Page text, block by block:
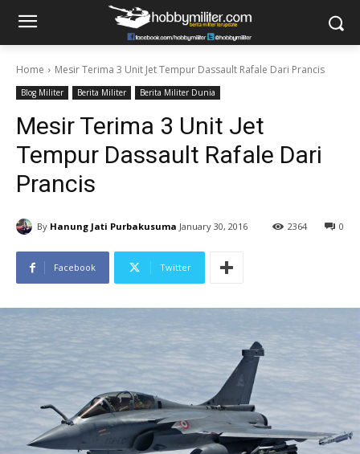
Home Mesir Terima 3 Unit Jet Tempur Dassault Rafale Dari Prancis
Blog Militer Berita Militer Berita Militer Dunia
Mesir Terima 3 Unit Jet
Tempur Dassault Rafale Dari
Prancis
By Hanung Jati Purbakusuma January 30, 2016 0
2364
Facebook Twitter